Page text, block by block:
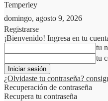
Temperley
domingo, agosto 9, 2026
Registrarse
¡Bienvenido! Ingresa en tu
tu
tu
¿Olvidaste tu contraseña?
Recuperación de contraseña
Recupera tu contraseña